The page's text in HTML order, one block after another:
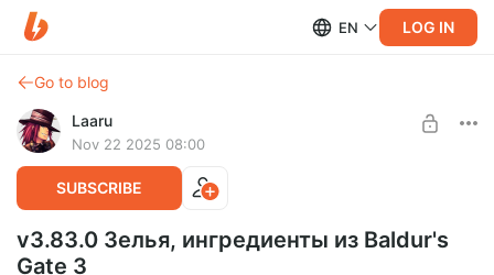
EN LOG IN
Go to blog
Laaru
Nov 22 2025 08:00
SUBSCRIBE
v3.83.0 Зелья, ингредиенты из Baldur's
Gate 3